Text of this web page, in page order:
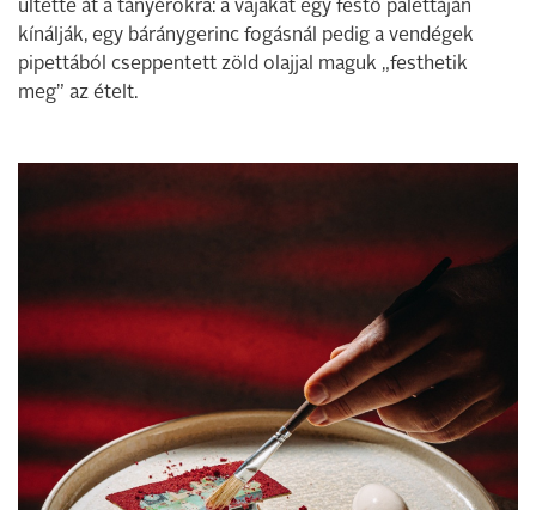
ültette át a tányérokra: a vajakat egy festő palettáján
kínálják, egy báránygerinc fogásnál pedig a vendégek
pipettából cseppentett zöld olajjal maguk „festhetik
meg” az ételt.